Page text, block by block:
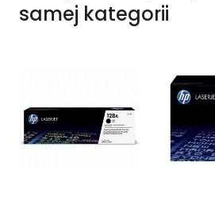
samej kategorii